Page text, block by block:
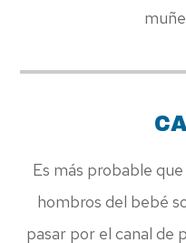
Es más probable
hombros del bebé
pasar por el canal de